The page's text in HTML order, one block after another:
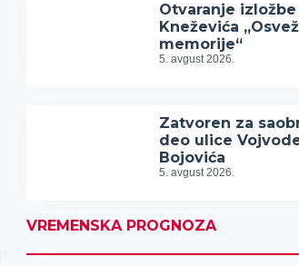
Otvaranje
Kneževića
memorije“
5. avgust 2026.
Zatvoren za
deo ulice
Bojovića
5. avgust 2026.
VREMENSKA PROGNOZA